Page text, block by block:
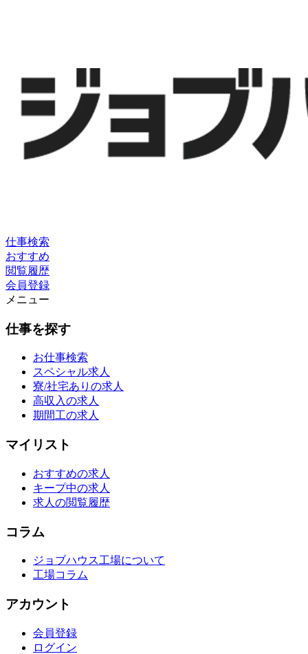
仕事検索
おすすめ
閲覧履歴
会員登録
メニュー
仕事を探す
お仕事検索
スペシャル求人
寮/社宅ありの求人
高収入の求人
期間工の求人
マイリスト
おすすめの求人
キープ中の求人
求人の閲覧履歴
コラム
ジョブハウス工場について
工場コラム
アカウント
会員登録
ログイン